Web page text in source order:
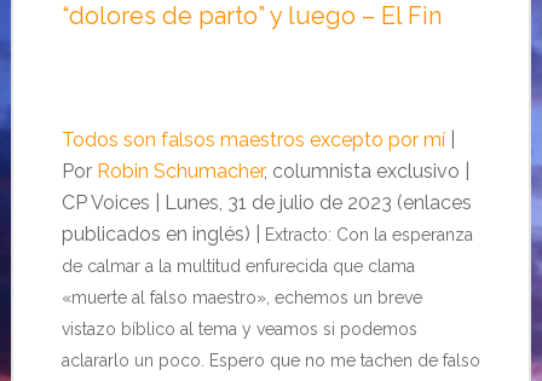
“dolores de parto” y luego – El Fin
Todos son falsos maestros excepto por mí|
Por Robin Schumacher, columnista exclusivo |
CP Voices | Lunes, 31 de julio de 2023 (enlaces
publicados en inglés) |
Extracto: Con la esperanza
de calmar a la multitud enfurecida que clama
«muerte al falso maestro», echemos un breve
vistazo bíblico al tema y veamos si podemos
aclararlo un poco. Espero que no me tachen de falso